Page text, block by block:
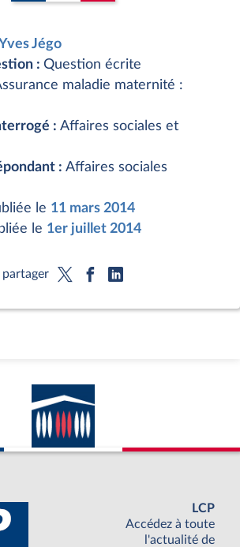
Jégo
: Question écrite
maladie maternité :
: Affaires sociales et
: Affaires sociales
le 11 mars 2014
le 1er juillet 2014
partager
LCP
Accédez à toute
l'actualité de